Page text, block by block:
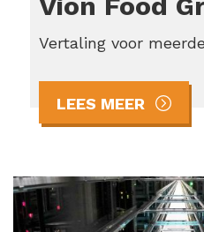
Vertaling voor
LEES MEER